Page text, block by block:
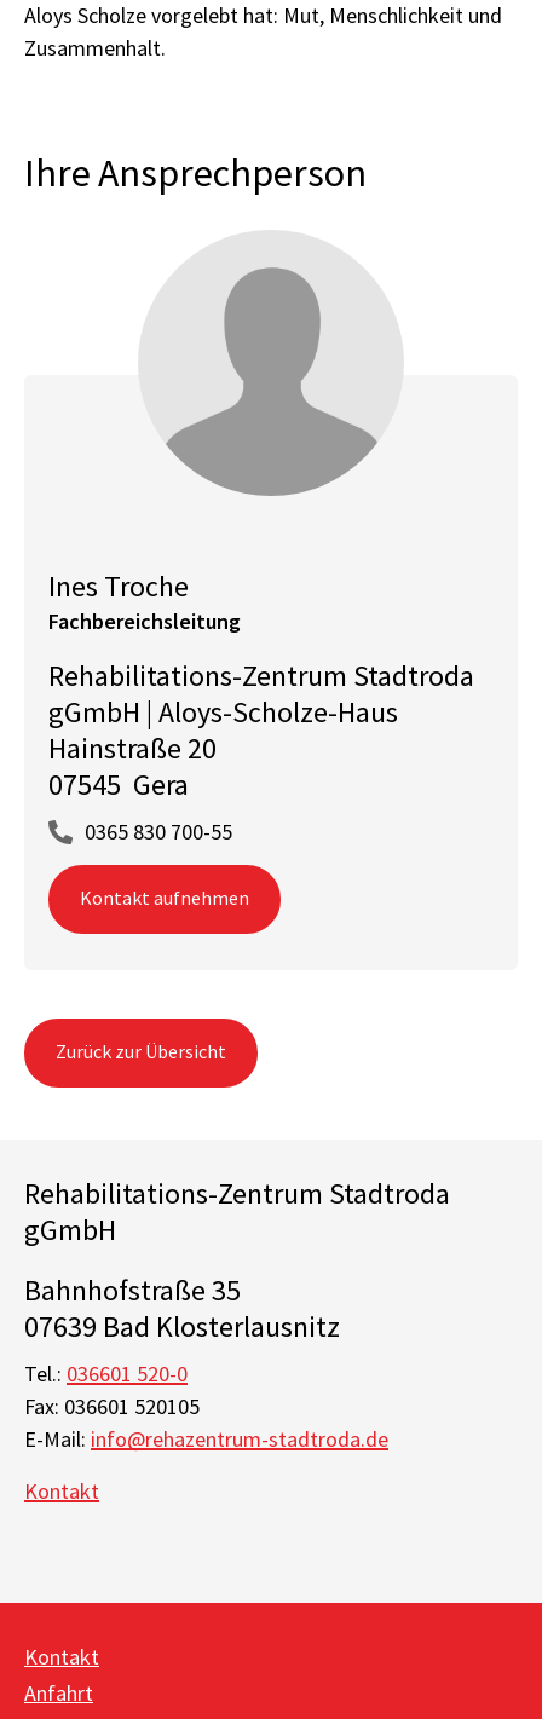
Aloys Scholze vorgelebt hat: Mut, Menschlichkeit und
Zusammenhalt.
Ihre Ansprechperson
Ines Troche
Fachbereichsleitung
Rehabilitations-Zentrum Stadtroda
gGmbH | Aloys-Scholze-Haus
Hainstraße 20
07545 Gera
0365 830 700-55
Kontakt aufnehmen
Zurück zur Übersicht
Rehabilitations-Zentrum Stadtroda
gGmbH
Bahnhofstraße 35
07639 Bad Klosterlausnitz
Tel.: 036601 520-0
Fax: 036601 520105
E-Mail: info@rehazentrum-stadtroda.de
Kontakt
Kontakt
Anfahrt